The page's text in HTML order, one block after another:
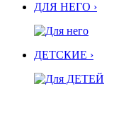
ДЛЯ НЕГО ›
ДЕТСКИЕ ›